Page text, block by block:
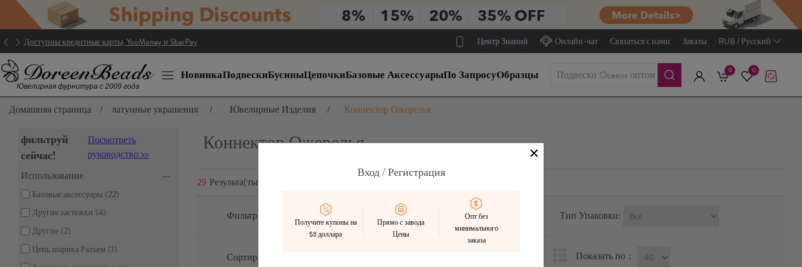
Доступны кредитные карты, YooMoney и SberPay Центр Знаний Онлайн-чат Связаться с нами Заказы RUB / Русский
Ювелирная фурнитура с 2009 года
НовинкаПодвескиБусиныЦепочкиБазовые АксессуарыПо ЗапросуОбразцы 0 0
Домашняя страница / латунные украшения / Ювелирные Изделия / Коннектор Ожерелья
фильтруй
сейчас!
Посмотреть
руководство >>
Использование
Базовые аксессуары (22)
Другие застежки (4)
Другие (2)
Цепь шарика Разъем (1)
Коннектор Ожерелья
29 Результа(ты)
Фильтр: продается в наличии Смешанный Тип Упаковки:
Сортировать по: Показать по：
Вход / Регистрация
Получите купоны на
53 доллара
Прямо с завода
Цены
Опт без
минимального
заказа